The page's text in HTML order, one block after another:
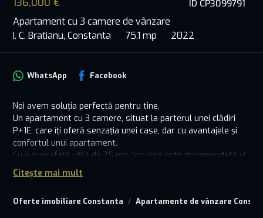
ID CP3099791
Apartament cu 3 camere de vânzare
I. C. Bratianu, Constanta
75.1 mp 2022
Oferte imobiliare Constanta Apartamente de vânzare
WhatsApp Facebook
Noi avem soluția perfectă pentru tine.
Un apartament cu 3 camere, situat la parterul unei clădiri
P+1E, care îți oferă senzația unei case, dar cu avantajele și
confortul unui apartament.
Cu o suprafață utilă de 75 mp, locuința este decomandată și
foarte bine compartimentată, gândită pentru confortul unei
familii. Dressingul, camera de depozitare și debara aduc acel
Curtea proprie de 94 mp și garajul de 15 mp transformă
Citește mai mult